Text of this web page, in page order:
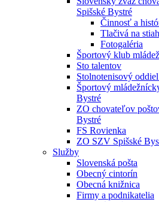
Spišské Bystré
Činnosť a
Tlačivá na
Fotogaléria
Športový klub
Sto talentov
Stolnotenisový
Športový
Bystré
ZO chovateľov
Bystré
FS Rovienka
ZO SZV Spišské
Služby
Slovenská pošta
Obecný cintorín
Obecná knižnica
Firmy a podnikatelia